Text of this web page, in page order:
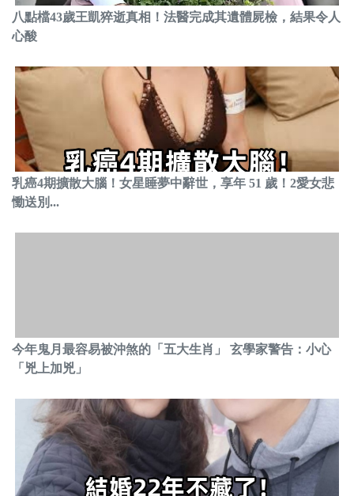
八點檔43歲王凱猝逝真相！法醫完成其遺體屍檢，結果令人
心酸
乳癌4期擴散大腦！女星睡夢中辭世，享年 51 歲！2愛女悲
慟送別...
今年鬼月最容易被沖煞的「五大生肖」 玄學家警告：小心
「兇上加兇」